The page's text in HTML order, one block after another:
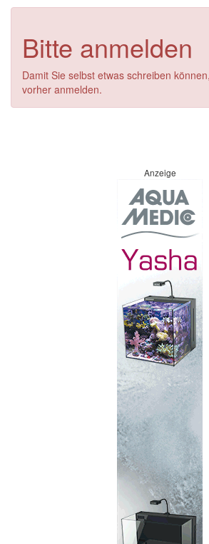
Bitte anmelden
Damit Sie selbst etwas schreiben
vorher anmelden.
Anzeige